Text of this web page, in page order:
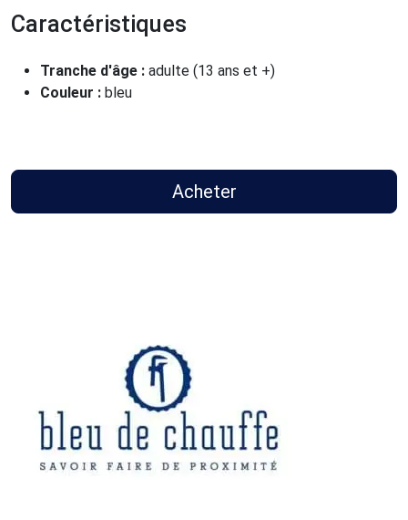
Caractéristiques
Tranche d'âge : adulte (13 ans et +)
Couleur : bleu
Acheter